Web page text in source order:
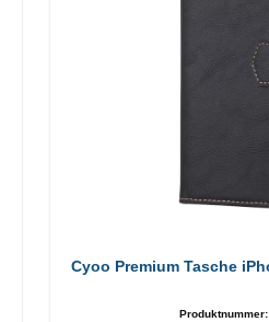
Produktnummer: